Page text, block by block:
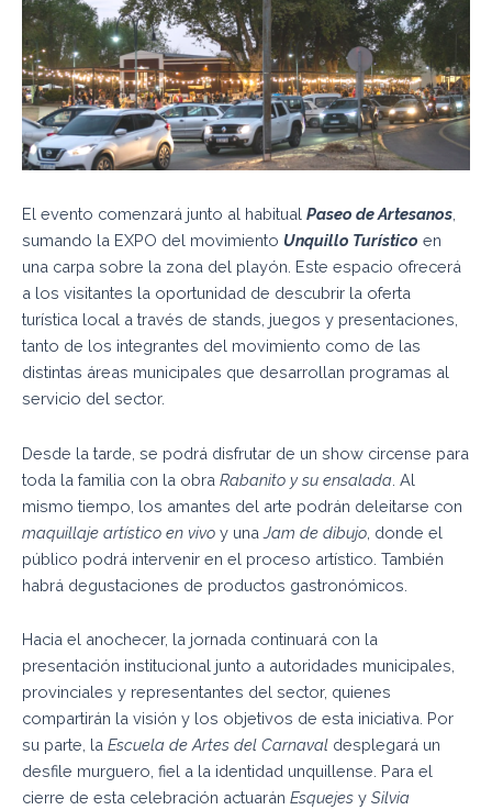
El evento comenzará junto al habitual Paseo de Artesanos
sumando la EXPO del movimiento Unquillo Turístico en
una carpa sobre la zona del playón. Este espacio ofrecerá
a los visitantes la oportunidad de descubrir la oferta
turística local a través de stands, juegos y presentaciones,
tanto de los integrantes del movimiento como de las
distintas áreas municipales que desarrollan programas al
servicio del sector.
Desde la tarde, se podrá disfrutar de un show circense para
toda la familia con la obra Rabanito y su ensalada . Al
mismo tiempo, los amantes del arte podrán deleitarse con
maquillaje artístico en vivo y una Jam de dibujo , donde el
público podrá intervenir en el proceso artístico. También
habrá degustaciones de productos gastronómicos.
Hacia el anochecer, la jornada continuará con la
presentación institucional junto a autoridades municipales,
provinciales y representantes del sector, quienes
compartirán la visión y los objetivos de esta iniciativa. Por
su parte, la Escuela de Artes del Carnaval desplegará un
desfile murguero, fiel a la identidad unquillense. Para el
cierre de esta celebración actuarán Esquejes y Silvia